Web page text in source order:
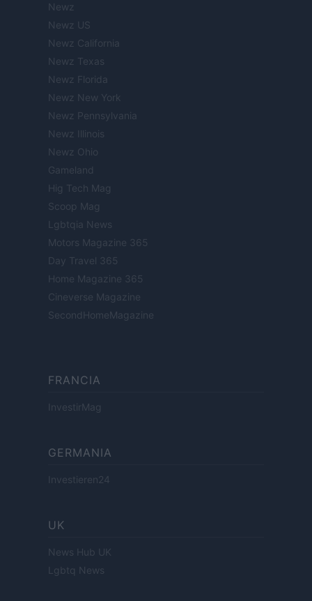
Newz
Newz US
Newz California
Newz Texas
Newz Florida
Newz New York
Newz Pennsylvania
Newz Illinois
Newz Ohio
Gameland
Hig Tech Mag
Scoop Mag
Lgbtqia News
Motors Magazine 365
Day Travel 365
Home Magazine 365
Cineverse Magazine
SecondHomeMagazine
FRANCIA
InvestirMag
GERMANIA
Investieren24
UK
News Hub UK
Lgbtq News